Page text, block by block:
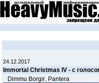
24.12.2017
Immortal Christmas IV - с
Dimmu Borgir Pantera